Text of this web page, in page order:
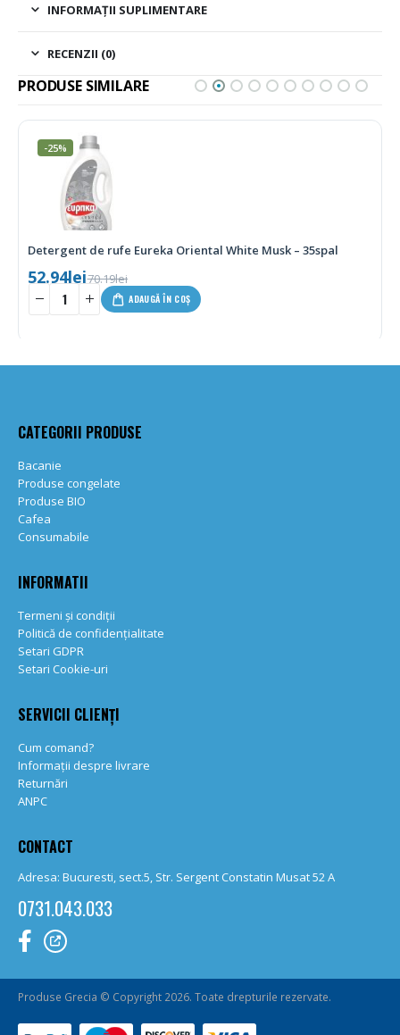
INFORMAȚII SUPLIMENTARE
RECENZII (0)
PRODUSE SIMILARE
-25%
Detergent de rufe Eureka Oriental White Musk – 35spal
70.19lei
52.94lei
ADAUGĂ ÎN COȘ
CATEGORII PRODUSE
Bacanie
Produse congelate
Produse BIO
Cafea
Consumabile
INFORMATII
Termeni și condiții
Politică de confidențialitate
Setari GDPR
Setari Cookie-uri
SERVICII CLIENȚI
Cum comand?
Informații despre livrare
Returnări
ANPC
CONTACT
Adresa: Bucuresti, sect.5, Str. Sergent Constatin Musat 52 A
0731.043.033
Produse Grecia © Copyright 2026. Toate drepturile rezervate.